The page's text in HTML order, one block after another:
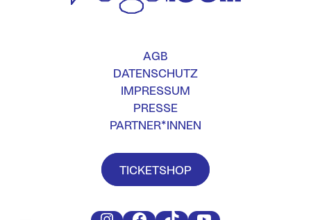
AGB
DATENSCHUTZ
IMPRESSUM
PRESSE
PARTNER*INNEN
TICKETSHOP